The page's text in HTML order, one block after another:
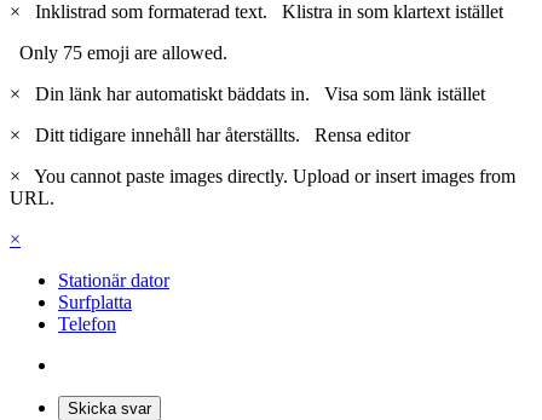
×
Inklistrad som formaterad text. Klistra in som klartext istället
Only 75 emoji are allowed.
×
Din länk har automatiskt bäddats in. Visa som länk istället
×
Ditt tidigare innehåll har återställts. Rensa editor
×
You cannot paste images directly. Upload or insert images from
URL.
×
Stationär dator
Surfplatta
Telefon
Skicka svar